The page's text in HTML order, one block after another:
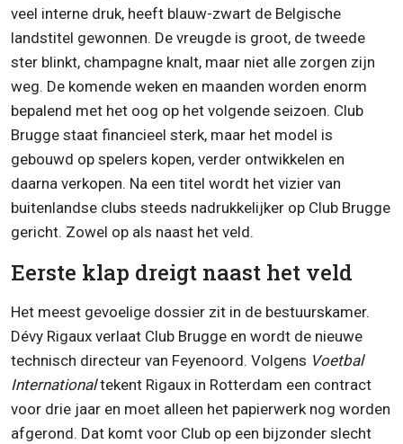
veel interne druk, heeft blauw-zwart de Belgische
landstitel gewonnen. De vreugde is groot, de tweede
ster blinkt, champagne knalt, maar niet alle zorgen zijn
weg. De komende weken en maanden worden enorm
bepalend met het oog op het volgende seizoen. Club
Brugge staat financieel sterk, maar het model is
gebouwd op spelers kopen, verder ontwikkelen en
daarna verkopen. Na een titel wordt het vizier van
buitenlandse clubs steeds nadrukkelijker op Club Brugge
gericht. Zowel op als naast het veld.
Eerste klap dreigt naast het veld
Het meest gevoelige dossier zit in de bestuurskamer.
Dévy Rigaux verlaat Club Brugge en wordt de nieuwe
technisch directeur van Feyenoord. Volgens Voetbal
Internationaltekent Rigaux in Rotterdam een contract
voor drie jaar en moet alleen het papierwerk nog worden
afgerond. Dat komt voor Club op een bijzonder slecht